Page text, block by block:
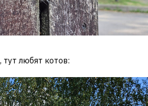
тут любят котов: